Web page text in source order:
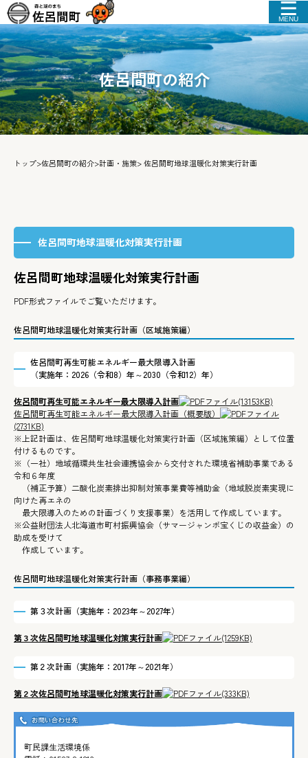
MENU
佐呂間町の紹介
トップ>佐呂間町の紹介>計画・施策> 佐呂間町地球温暖化対策実行計画
佐呂間町地球温暖化対策実行計画
佐呂間町地球温暖化対策実行計画
PDF形式ファイルでご覧いただけます。
佐呂間町地球温暖化対策実行計画（区域施策編）
​佐呂間町再生可能エネルギー最大限導入計画
（実施年：2026（令和8）年～2030（令和12）年）
佐呂間町再生可能エネルギー最大限導入計画
(13153KB)
佐呂間町再生可能エネルギー最大限導入計画（概要版）
(2731KB)
※上記計画は、佐呂間町地球温暖化対策実行計画（区域施策編）として位置
付けるものです。
※（一社）地域循環共生社会連携協会から交付された環境省補助事業である
令和６年度
（補正予算）二酸化炭素排出抑制対策事業費等補助金（地域脱炭素実現に
向けた再エネの
最大限導入のための計画づくり支援事業）を活用して作成しています。
※公益財団法人北海道市町村振興協会（サマージャンボ宝くじの収益金）の
助成を受けて
作成しています。
佐呂間町地球温暖化対策実行計画（事務事業編）
第３次計画（実施年：2023年～2027年）
第３次佐呂間町地球温暖化対策実行計画 (1259KB)
第２次計画（実施年：2017年～2021年）
第２次佐呂間町地球温暖化対策実行計画 (333KB)
町民課生活環境係